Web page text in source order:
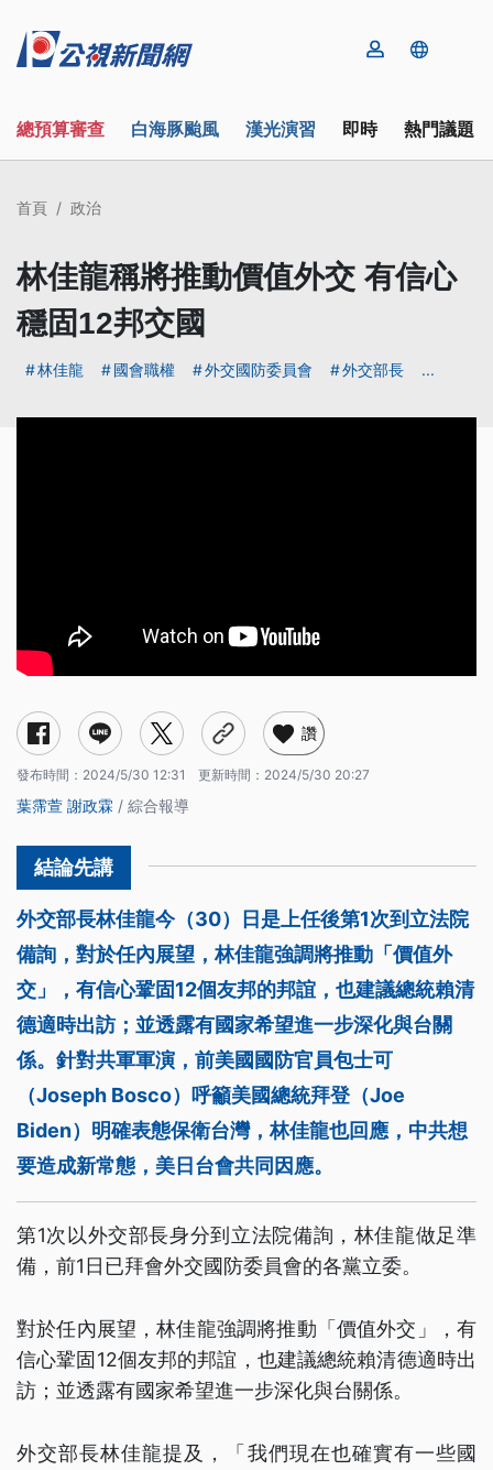
總預算審查 白海豚颱風 漢光演習 即時 熱門議題
首頁 政治
林佳龍稱將推動價值外交 有信心
穩固12邦交國
林佳龍 國會職權 外交國防委員會 外交部長 ...
讚
發布時間： 2024/5/30 12:31 更新時間： 2024/5/30 20:27
葉霈萱 謝政霖 / 綜合報導
外交部長林佳龍今（30）日是上任後第1次到立法院
備詢，對於任內展望，林佳龍強調將推動「價值外
交」，有信心鞏固12個友邦的邦誼，也建議總統賴清
德適時出訪；並透露有國家希望進一步深化與台關
係。針對共軍軍演，前美國國防官員包士可
（Joseph Bosco）呼籲美國總統拜登（Joe
Biden）明確表態保衛台灣，林佳龍也回應，中共想
要造成新常態，美日台會共同因應。
第1次以外交部長身分到立法院備詢，林佳龍做足準
備，前1日已拜會外交國防委員會的各黨立委。
對於任內展望，林佳龍強調將推動「價值外交」，有
信心鞏固12個友邦的邦誼，也建議總統賴清德適時出
訪；並透露有國家希望進一步深化與台關係。
外交部長林佳龍提及，「我們現在也確實有一些國